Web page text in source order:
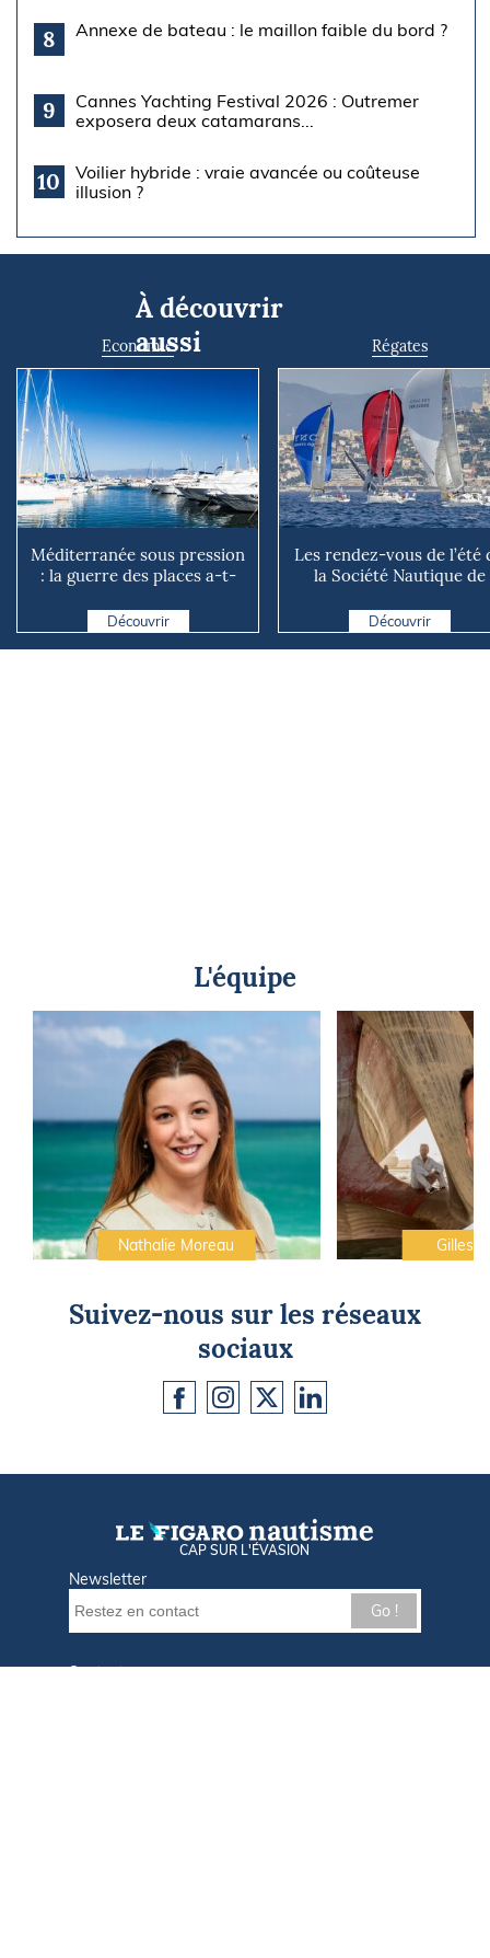
8 Annexe de bateau : le maillon faible du bord ?
9
Cannes Yachting Festival 2026 : Outremer
exposera deux catamarans...
10
Voilier hybride : vraie avancée ou coûteuse
illusion ?
À découvrir
aussi
Economie
Méditerranée sous pression
: la guerre des places a-t-
Découvrir
Régates
Les rendez-vous de l’été
la Société Nautique de
Découvrir
L'équipe
Nathalie Moreau Gilles
Suivez-nous sur les réseaux
sociaux
CAP SUR L'ÉVASION
Newsletter
Go !
Contactez-nous